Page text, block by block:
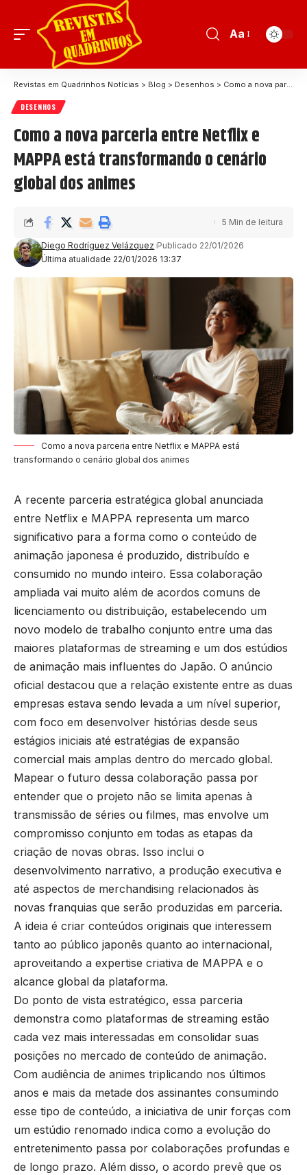
Aa
Revistas em Quadrinhos Notícias > Blog > Desenhos > Como a nova parceria entre Netflix e MAPPA está transformando o cenário global dos animes
DESENHOS
Como a nova parceria entre Netflix e
MAPPA está transformando o cenário
global dos animes
Última atualidade 22/01/2026 13:37
Diego Rodríguez Velázquez Publicado 22/01/2026
5 Min de leitura
Como a nova parceria entre Netflix e MAPPA está
transformando o cenário global dos animes
A recente parceria estratégica global anunciada
entre Netflix e MAPPA representa um marco
significativo para a forma como o conteúdo de
animação japonesa é produzido, distribuído e
consumido no mundo inteiro. Essa colaboração
ampliada vai muito além de acordos comuns de
licenciamento ou distribuição, estabelecendo um
novo modelo de trabalho conjunto entre uma das
maiores plataformas de streaming e um dos estúdios
de animação mais influentes do Japão. O anúncio
oficial destacou que a relação existente entre as duas
empresas estava sendo levada a um nível superior,
com foco em desenvolver histórias desde seus
estágios iniciais até estratégias de expansão
comercial mais amplas dentro do mercado global.
Mapear o futuro dessa colaboração passa por
entender que o projeto não se limita apenas à
transmissão de séries ou filmes, mas envolve um
compromisso conjunto em todas as etapas da
criação de novas obras. Isso inclui o
desenvolvimento narrativo, a produção executiva e
até aspectos de merchandising relacionados às
novas franquias que serão produzidas em parceria.
A ideia é criar conteúdos originais que interessem
tanto ao público japonês quanto ao internacional,
aproveitando a expertise criativa de MAPPA e o
alcance global da plataforma.
Do ponto de vista estratégico, essa parceria
demonstra como plataformas de streaming estão
cada vez mais interessadas em consolidar suas
posições no mercado de conteúdo de animação.
Com audiência de animes triplicando nos últimos
anos e mais da metade dos assinantes consumindo
esse tipo de conteúdo, a iniciativa de unir forças com
um estúdio renomado indica como a evolução do
entretenimento passa por colaborações profundas e
de longo prazo. Além disso, o acordo prevê que os